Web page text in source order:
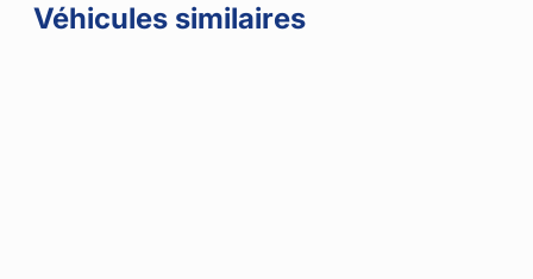
Véhicules similaires